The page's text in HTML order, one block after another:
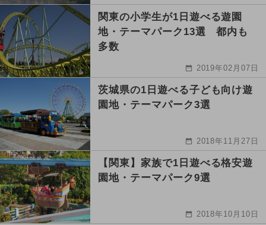
関東の小学生が1日遊べる遊園
地・テーマパーク13選 都内も
多数
2019年02月07日
茨城県の1日遊べる子ども向け遊
園地・テーマパーク3選
2018年11月27日
【関東】家族で1日遊べる格安遊
園地・テーマパーク9選
2018年10月10日